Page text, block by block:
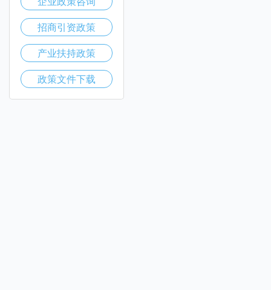
招商引资政策
产业扶持政策
政策文件下载